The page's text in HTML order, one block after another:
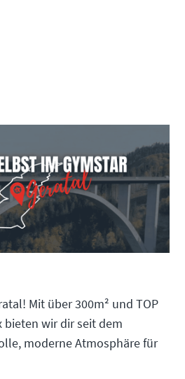
Mit über 300m² und TOP
bieten wir dir seit dem
moderne Atmosphäre für